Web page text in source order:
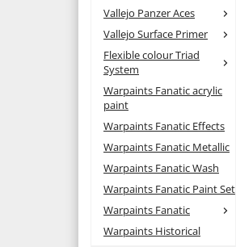
Vallejo Panzer Aces
Vallejo Surface Primer
Flexible colour Triad
System
Warpaints Fanatic acrylic
paint
Warpaints Fanatic Effects
Warpaints Fanatic Metallic
Warpaints Fanatic Wash
Warpaints Fanatic Paint Set
Warpaints Fanatic
Warpaints Historical